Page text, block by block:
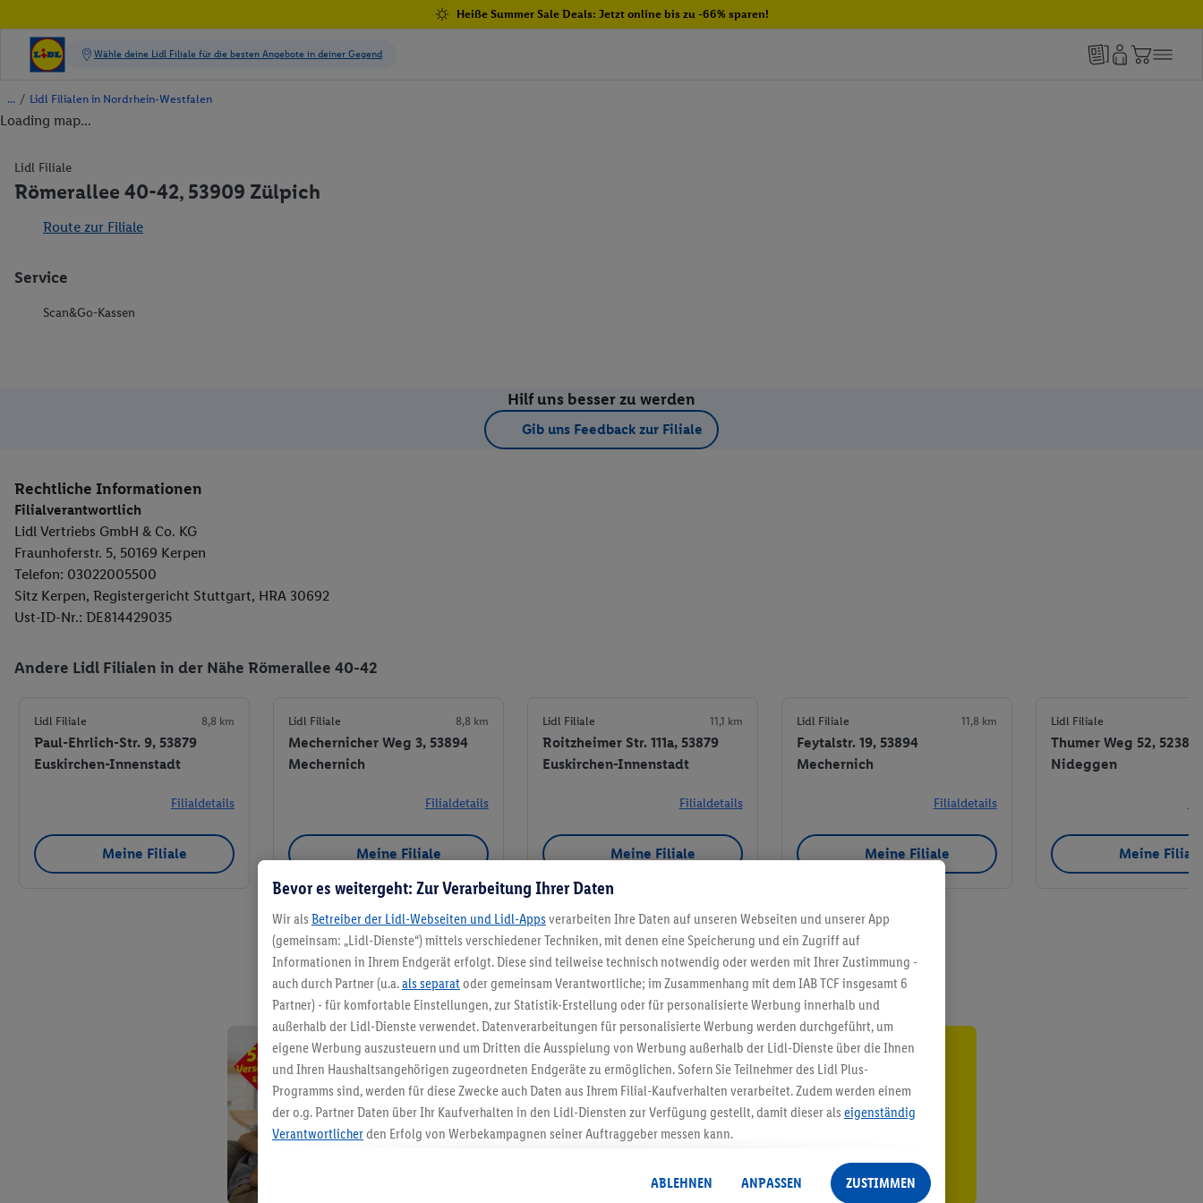
Heiße Summer Sale Deals: Jetzt online bis zu -66% sparen!
/ Lidl Filialen in Nordrhein-Westfalen
Loading map...
Lidl Filiale
Römerallee 40-42, 53909 Zülpich
Route zur Filiale
Service
Scan&Go-Kassen
Hilf uns besser zu werden
Gib uns Feedback zur Filiale
Rechtliche Informationen
Filialverantwortlich
Lidl Vertriebs GmbH & Co. KG
Fraunhoferstr. 5, 50169 Kerpen
Telefon: 03022005500
Sitz Kerpen, Registergericht Stuttgart, HRA 30692
Ust-ID-Nr.: DE814429035
Andere Lidl Filialen in der Nähe Römerallee 40-42
Lidl Filiale 8,8 km
Paul-Ehrlich-Str. 9, 53879
Euskirchen-Innenstadt
Filialdetails
Meine Filiale
Lidl Filiale 8,8 km
Mechernicher Weg 3, 53894
Mechernich
Filialdetails
Meine Filiale
Lidl Filiale 11,1 km
Roitzheimer Str. 111a, 53879
Euskirchen-Innenstadt
Filialdetails
Meine Filiale
Lidl Filiale 11,8 km
Feytalstr. 19, 53894
Mechernich
Filialdetails
Meine Filiale
Lidl Filiale
Thumer Weg 52, 52385
Nideggen
Meine
Meine Filiale
5.95 € Versand sparen³²ᵃ
Jetzt zum Newsletter anmelden
Bevor es weitergeht: Zur Verarbeitung Ihrer Daten
Wir als Betreiber der Lidl-Webseiten und Lidl-Apps verarbeiten Ihre Daten auf unseren Webseiten und unserer App
(gemeinsam: „Lidl-Dienste“) mittels verschiedener Techniken, mit denen eine Speicherung und ein Zugriff auf
Informationen in Ihrem Endgerät erfolgt. Diese sind teilweise technisch notwendig oder werden mit Ihrer Zustimmung -
auch durch Partner (u.a.als separat oder gemeinsam Verantwortliche; im Zusammenhang mit dem IAB TCF insgesamt 6
Partner) - für komfortable Einstellungen, zur Statistik-Erstellung oder für personalisierte Werbung innerhalb und
außerhalb der Lidl-Dienste verwendet. Datenverarbeitungen für personalisierte Werbung werden durchgeführt, um
eigene Werbung auszusteuern und um Dritten die Ausspielung von Werbung außerhalb der Lidl-Dienste über die Ihnen
und Ihren Haushaltsangehörigen zugeordneten Endgeräte zu ermöglichen. Sofern Sie Teilnehmer des Lidl Plus-
Programms sind, werden für diese Zwecke auch Daten aus Ihrem Filial-Kaufverhalten verarbeitet. Zudem werden einem
der o.g. Partner Daten über Ihr Kaufverhalten in den Lidl-Diensten zur Verfügung gestellt, damit dieser als eigenständig
Verantwortlicherden Erfolg von Werbekampagnen seiner Auftraggeber messen kann.
angereicherten Profilen. Dies umfasst die Zusammenführung von Daten (z.B. über Ihre Nutzung der Lidl-Dienste, Ihr
Kaufverhalten in den Lidl-Diensten, Informationen aus Ihrem Kundenkonto - z.B. Alter oder Geschlecht - sowie Ihre
ABLEHNEN ANPASSEN ZUSTIMMEN